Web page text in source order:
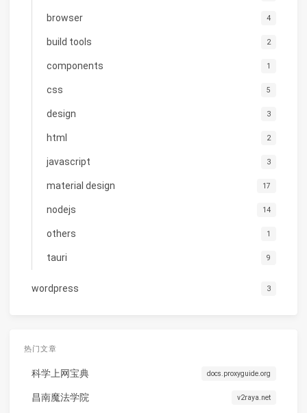
browser 4
build tools 2
components 1
css 5
design 3
html 2
javascript 3
material design 17
nodejs 14
others 1
tauri 9
wordpress 3
热门文章
科学上网宝典 docs.proxyguide.org
昌南魔法学院 v2raya.net